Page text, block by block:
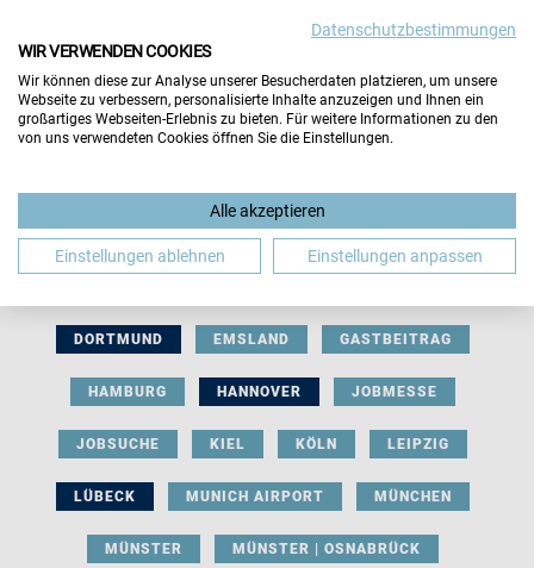
BERUFLICHE ORIENTIERUNG BEWERBUNG
DORTMUND EMSLAND GASTBEITRAG
HAMBURG HANNOVER JOBMESSE
JOBSUCHE KIEL KÖLN LEIPZIG
LÜBECK MUNICH AIRPORT MÜNCHEN
MÜNSTER MÜNSTER | OSNABRÜCK
Datenschutzbestimmungen
WIR VERWENDEN COOKIES
Wir können diese zur Analyse unserer Besucherdaten platzieren, um unsere
Webseite zu verbessern, personalisierte Inhalte anzuzeigen und Ihnen ein
großartiges Webseiten-Erlebnis zu bieten. Für weitere Informationen zu den
von uns verwendeten Cookies öffnen Sie die Einstellungen.
Alle akzeptieren
Einstellungen ablehnen Einstellungen anpassen